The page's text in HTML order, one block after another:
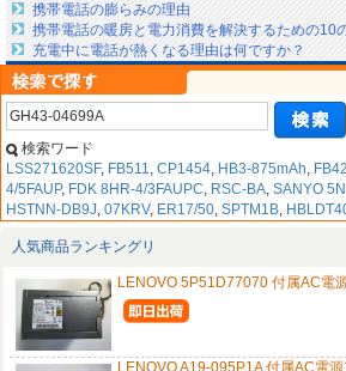
携帯電話の膨らみの理由
携帯電話の暖房と電力消費を解決するための10
充電中に電話が熱くなる理由は何ですか？
検索ワード
LSS271620SF, FB511, CP1454, HB3-875mAh,
4/5FAUP, FDK 8HR-4/3FAUPC, RSC-BA, SANYO
HSTNN-DB9J, 07KRV, ER17/50, SPTM1B,
人気商品ランキングリ
LENOVO 5P51D77070 付属AC電